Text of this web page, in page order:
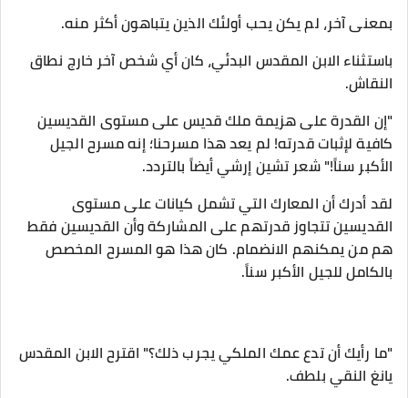
بمعنى آخر، لم يكن يحب أولئك الذين يتباهون أكثر منه.
باستثناء الابن المقدس البدئي، كان أي شخص آخر خارج نطاق
النقاش.
"إن القدرة على هزيمة ملك قديس على مستوى القديسين
كافية لإثبات قدرته! لم يعد هذا مسرحنا؛ إنه مسرح الجيل
الأكبر سناً!" شعر تشين إرشي أيضاً بالتردد.
لقد أدرك أن المعارك التي تشمل كيانات على مستوى
القديسين تتجاوز قدرتهم على المشاركة وأن القديسين فقط
هم من يمكنهم الانضمام. كان هذا هو المسرح المخصص
بالكامل للجيل الأكبر سناً.
"ما رأيك أن تدع عمك الملكي يجرب ذلك؟" اقترح الابن المقدس
يانغ النقي بلطف.